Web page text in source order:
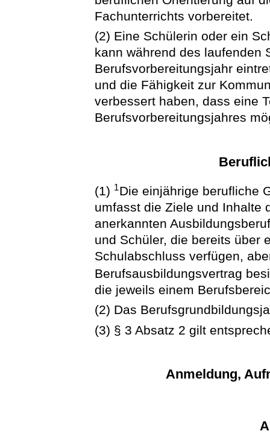
Fachunterrichts vorbereitet.
(2) Eine Schülerin oder ein
kann während des laufenden
Berufsvorbereitungsjahr
und die Fähigkeit zur
verbessert haben, dass eine
Berufsvorbereitungsjahres
(1) 1Die einjährige berufliche
umfasst die Ziele und Inhalte
anerkannten
und Schüler, die bereits über
Schulabschluss verfügen,
Berufsausbildungsvertrag
die jeweils einem
(2) Das
(3) § 3 Absatz 2 gilt
Anmeldung,